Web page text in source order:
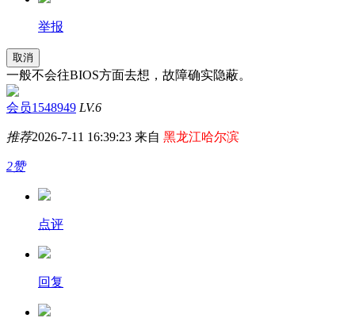
举报
取消
一般不会往BIOS方面去想，故障确实隐蔽。
会员1548949 LV.6
推荐2026-7-11 16:39:23 来自 黑龙江哈尔滨
2赞
点评
回复